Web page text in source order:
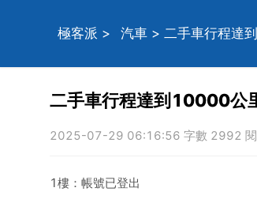
極客派 > 汽車 > 二手車行程達
二手車行程達到10000公
2025-07-29 06:16:56 字數 2992
1樓：帳號已登出